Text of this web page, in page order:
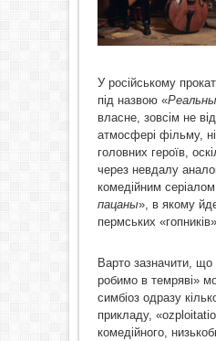
У російському
під назвою «
власне, зовсім не
атмосфері фільму,
головних героїв,
через невдалу
комедійним
пацаны», в якому
пермських
Варто зазначити,
робимо в темряві»
симбіоз одразу
прикладу,
комедійного,